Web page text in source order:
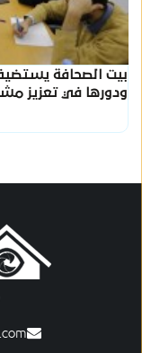
بيت الصحافة يستضيف
ودورها في تعزيز